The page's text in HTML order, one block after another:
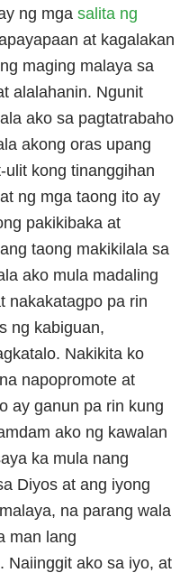
ng mga salita ng
at kagalakan
maging malaya sa
alalahanin. Ngunit
ako sa pagtatrabaho
akong oras upang
kong tinanggihan
ng mga taong ito ay
pakikibaka at
taong makikilala sa
ako mula madaling
nakakatagpo pa rin
ng kabiguan,
Nakikita ko
napopromote at
ay ganun pa rin kung
ako ng kawalan
ka mula nang
Diyos at ang iyong
na parang wala
man lang
Naiinggit ako sa iyo, at